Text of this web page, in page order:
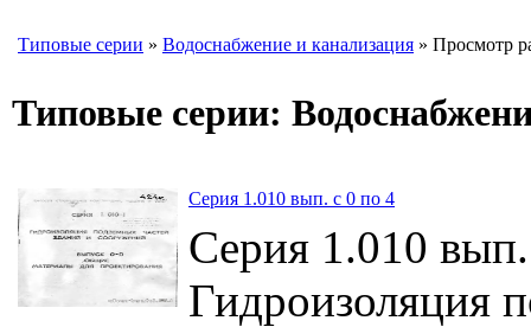
Типовые серии » Водоснабжение и канализация » Просмотр
Типовые серии:
Серия 1.010 вып. с 0 по 4
Серия 1.010
Гидроизоляция